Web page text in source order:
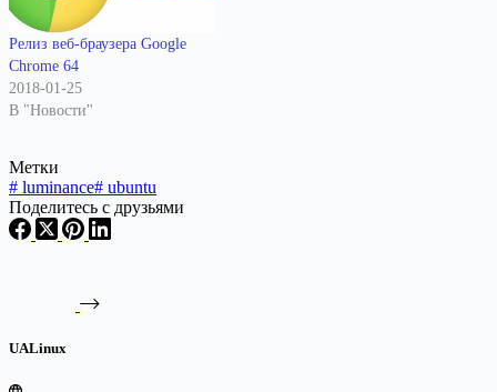
Релиз веб-браузера Google
Chrome 64
2018-01-25
В "Новости"
Метки
# luminance# ubuntu
Поделитесь с друзьями
UALinux